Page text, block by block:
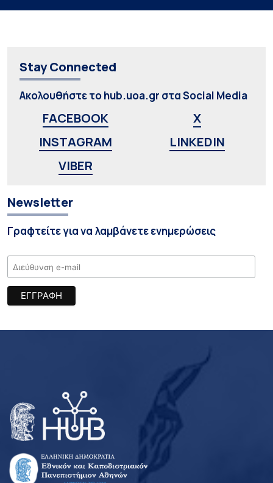
Stay Connected
Ακολουθήστε το hub.uoa.gr στα Social Media
FACEBOOK
X
INSTAGRAM
LINKEDIN
VIBER
Newsletter
Γραφτείτε για να λαμβάνετε ενημερώσεις